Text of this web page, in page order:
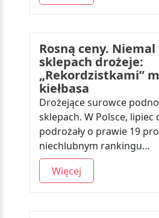
Rosną ceny.
sklepach drożeje:
„Rekordzistkami”
kiełbasa
Drożejące surowce
sklepach. W Polsce,
podrożały o prawie 19
niechlubnym rankingu…
Więcej